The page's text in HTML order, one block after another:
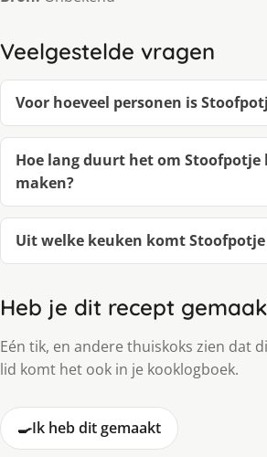
Veelgestelde vragen
Voor hoeveel personen is
Hoe lang duurt het om
maken?
Uit welke keuken komt
Heb je dit recept
Eén tik, en andere thuiskoks zien dat
lid komt het ook in je kooklogboek.
🍳Ik heb dit gemaakt